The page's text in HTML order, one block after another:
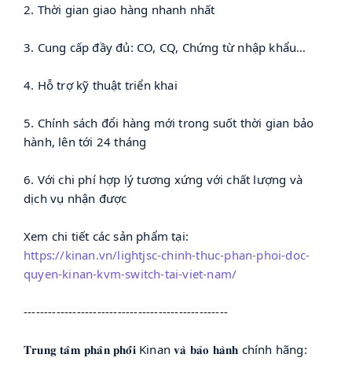
2. Thời gian giao hàng nhanh nhất
3. Cung cấp đầy đủ: CO, CQ, Chứng từ nhập khẩu…
4. Hỗ trợ kỹ thuật triển khai
5. Chính sách đổi hàng mới trong suốt thời gian bảo
hành, lên tới 24 tháng
6. Với chi phí hợp lý tương xứng với chất lượng và
dịch vụ nhận được
Xem chi tiết các sản phẩm tại:
https://kinan.vn/lightjsc-chinh-thuc-phan-phoi-doc-
quyen-kinan-kvm-switch-tai-viet-nam/
--------------------------------------------------
𝐓𝐫𝐮𝐧𝐠 𝐭𝐚̂𝐦 𝐩𝐡𝐚̂𝐧 𝐩𝐡𝐨̂́𝐢 Kinan 𝐯𝐚̀ 𝐛𝐚̉𝐨 𝐡𝐚̀𝐧𝐡 chính hãng: